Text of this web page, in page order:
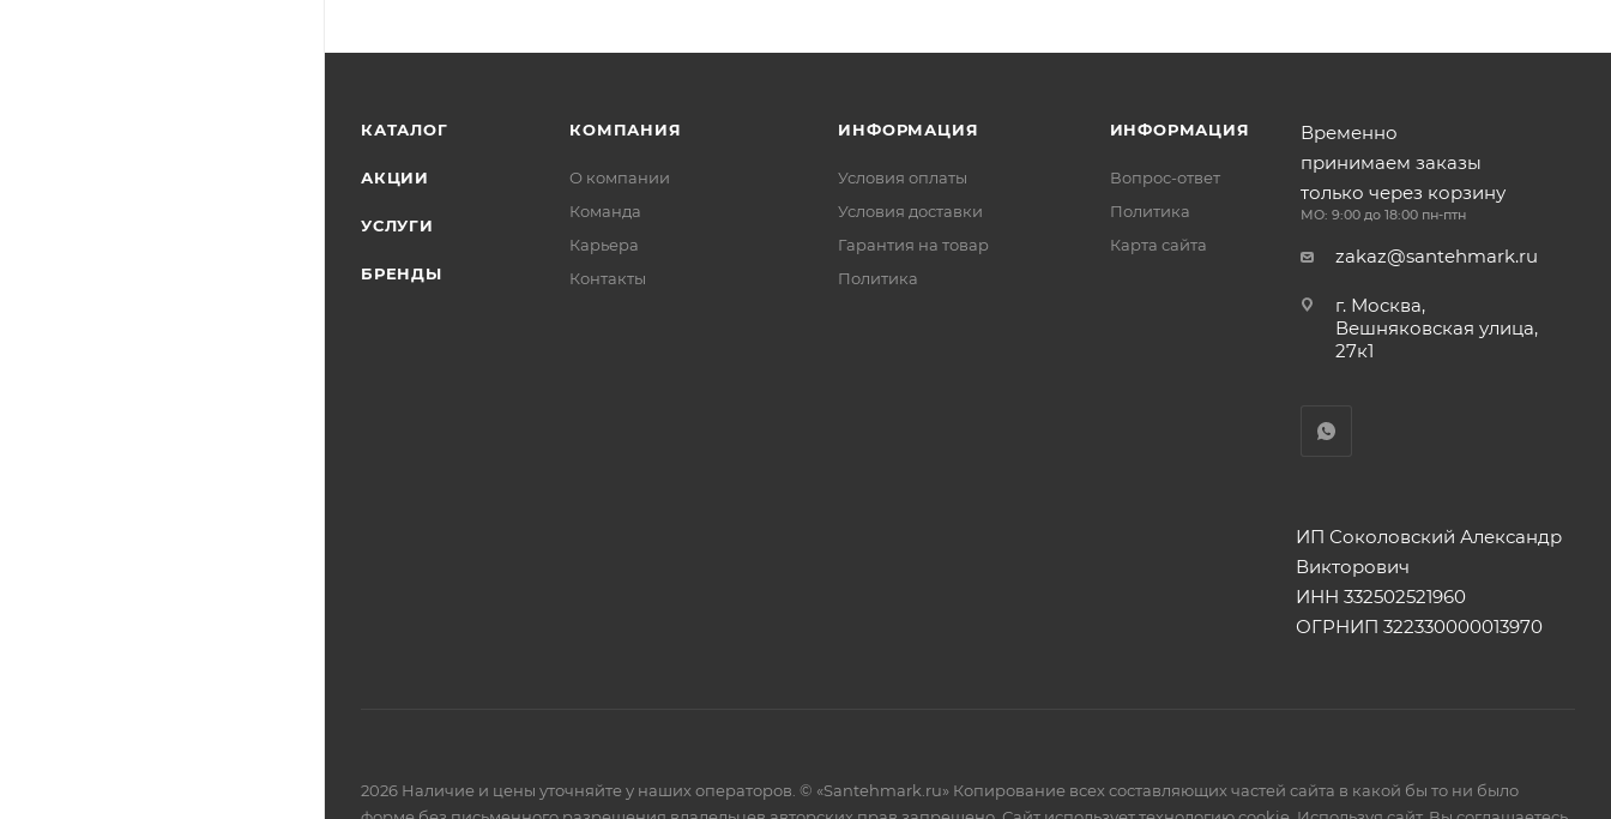
КАТАЛОГ
АКЦИИ
УСЛУГИ
БРЕНДЫ
КОМПАНИЯ
О компании
Команда
Карьера
Контакты
ИНФОРМАЦИЯ
Условия оплаты
Условия доставки
Гарантия на товар
Политика
ИНФОРМАЦИЯ
Вопрос-ответ
Политика
Карта сайта
Временно
принимаем заказы
только через корзину
МО: 9:00 до 18:00 пн-птн
zakaz@santehmark.ru
г. Москва,
Вешняковская улица,
27к1
ИП Соколовский Александр
Викторович
ИНН 332502521960
ОГРНИП 322330000013970
2026 Наличие и цены уточняйте у наших операторов. © «Santehmark.ru» Копирование всех составляющих частей сайта в какой бы то ни было